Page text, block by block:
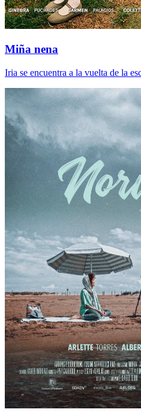
Miña nena
Iria se encuentra a la vuelta de la